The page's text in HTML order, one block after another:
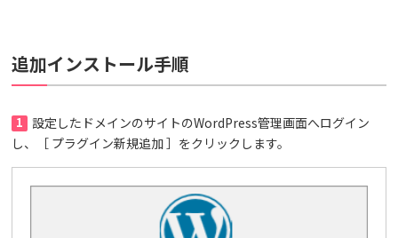
追加インストール手順
1
設定したドメインのサイトのWordPress管理画面へログイン
し、［ プラグイン新規追加 ］をクリックします。